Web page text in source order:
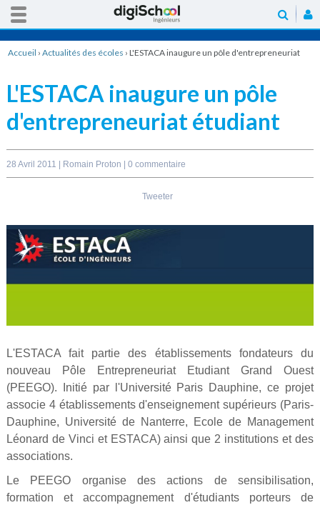
Accueil › Actualités des écoles › L'ESTACA inaugure un pôle d'entrepreneuriat
L'ESTACA inaugure un pôle
d'entrepreneuriat étudiant
28 Avril 2011 | Romain Proton 0 commentaire
Tweeter
L'ESTACA fait partie des établissements fondateurs du
nouveau Pôle Entrepreneuriat Etudiant Grand Ouest
(PEEGO). Initié par l'Université Paris Dauphine, ce projet
associe 4 établissements d'enseignement supérieurs (Paris-
Dauphine, Université de Nanterre, Ecole de Management
Léonard de Vinci et ESTACA) ainsi que 2 institutions et des
associations.
Le PEEGO organise des actions de sensibilisation,
formation et accompagnement d'étudiants porteurs de